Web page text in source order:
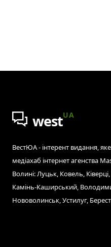
westUA
ВестЮА - інтерент видання,
медіахаб інтернет агенства
Волині: Луцьк, Ковель,
Камінь-Каширський,
Нововолинськ, Устилуг,